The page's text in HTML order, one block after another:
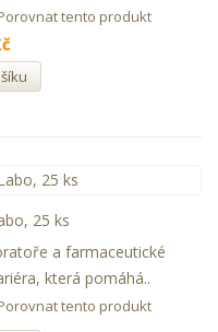
tento produkt
25 ks
a farmaceutické
která pomáhá..
tento produkt